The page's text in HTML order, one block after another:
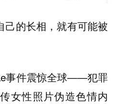
己的长相，就有可能被
事件震惊全球——犯罪
女性照片伪造色情内